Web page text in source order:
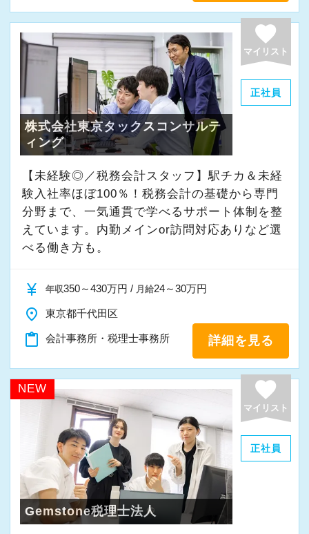
お客様からの「ありがとう」が、最大のやりが
いになります！
はじめての仕事には不安もあるかもしれません
が、当社は同じ目標をもったインターンの数も
多く心強いですよ。やる気のある方、ご応募お
待ちしています！
そのため、採用面接では「1年後、3年後、5年後
にどうなりたいか？」を必ずお聞きします。
たとえば希望年収があれば、その目標に向けて
どう仕事をすればいいのか具体的にお伝えしま
すので気軽に相談してください。
当社は積極的な人に惜しみなくチャンスを与え
るというスタイルで、経験年数を積めば自動的
にキャリアアップするという仕組みになっては
いません。
ですから、ステップアップしたい人は、遠慮な
く自分から手を挙げてください。
敗を恐れずに目標に向かってチャレンジするこ
とができます。
【現役スタッフの声】
前職は小規模な事務所で、なかなか担当を持つ
ことができませんでした。
代表が高齢で新しいお客様も増えず、自分の今
後のキャリアを考えて転職を決意し、当社に入
社しました。
現在は、渋谷オフィスの責任者として一つの拠
点を任されています。
◆様々な専門分野の業務にチャレンジしたい方
◆成長したい、スキルアップしたい、手に職を
つけたい方
辻・本郷の環境で上記項目を実現しながら働
き、プロフェッショナルとして活躍しません
か？
【採用＆法人案内動画】
【辻・本郷税理士法人に応募するポイント！】
■国内最大級の専門特化型税理士法人です。全国
7000社を超えるお客様に質の高いサービスを提
供しています。
■お客様は一般企業、医療法人、公益法人、海外
法人など多種多様。業務の幅も税務顧問から事
業承継、相続、M＆A、再生・再編、国際税務な
ど、あらゆる業種・分野での案件を経験するこ
とができます。
■新宿ミライナタワー事務所のほか、日本全国に
事務所を展開していますので現地登用はもちろ
ん、Iターン、Uターンご希望の方も歓迎です。
またご家族の転勤や介護によって勤務地の移動
申請ができます。
favorite
マイリスト
正社員
株式会社東京タックスコンサルテ
ィング
【未経験◎／税務会計スタッフ】駅チカ＆未経
験入社率ほぼ100％！税務会計の基礎から専門
分野まで、一気通貫で学べるサポート体制を整
えています。内勤メインor訪問対応ありなど選
べる働き方も。
currency_yen 年収350～430万円 / 月給24～30万円
place 東京都千代田区
content_paste 会計事務所・税理士事務所 詳細を見る
NEW favorite
マイリスト
正社員
Gemstone税理士法人